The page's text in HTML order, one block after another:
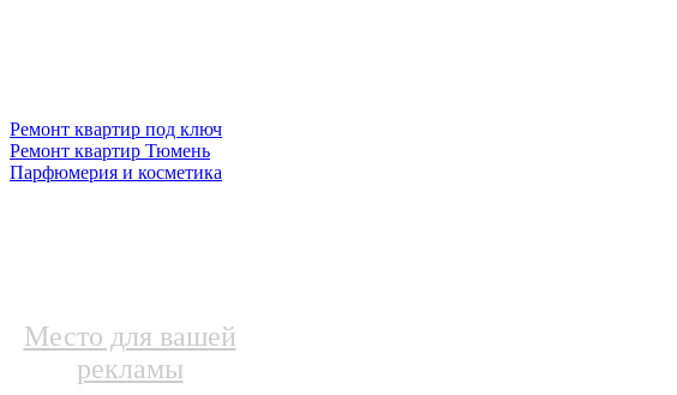
Ремонт квартир под ключ
Ремонт квартир Тюмень
Парфюмерия и косметика
Место для вашей
рекламы